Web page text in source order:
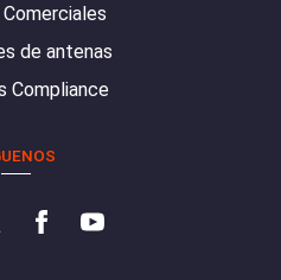
de antenas
Compliance